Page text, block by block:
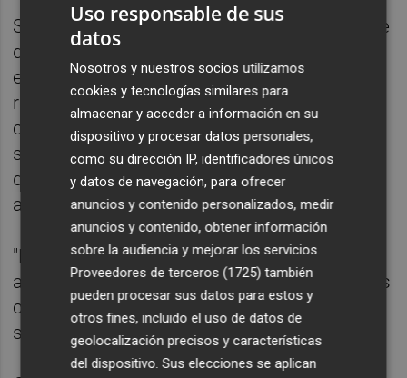
Según asegura el director de servicios online
de Microsoft, Stefan Weitz, al diario
estadounidenseThe New York Times
realizar una encuesta telefónica, el 70 por
ciento de los encuestados no sabían que
sus correos electrónicos eran escaneados y
que el 88 por ciento desaprobaban esta
acción.
"Hay mucho miedo por ahí", asegura Weitz,
apoyando que Microsoft es una de las pocas
compañías que puede hacer frente a Google
sin preocuparse de las consecuencias.
Uso responsable de sus
datos
Nosotros y nuestros socios utilizamos
cookies y tecnologías similares para
almacenar y acceder a información en su
dispositivo y procesar datos personales,
como su dirección IP, identificadores únicos
y datos de navegación, para ofrecer
anuncios y contenido personalizados, medir
anuncios y contenido, obtener información
sobre la audiencia y mejorar los servicios.
Proveedores de terceros (1725) también
pueden procesar sus datos para estos y
otros fines, incluido el uso de datos de
geolocalización precisos y características
del dispositivo. Sus elecciones se aplican